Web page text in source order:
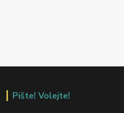
Pište! Volejte!